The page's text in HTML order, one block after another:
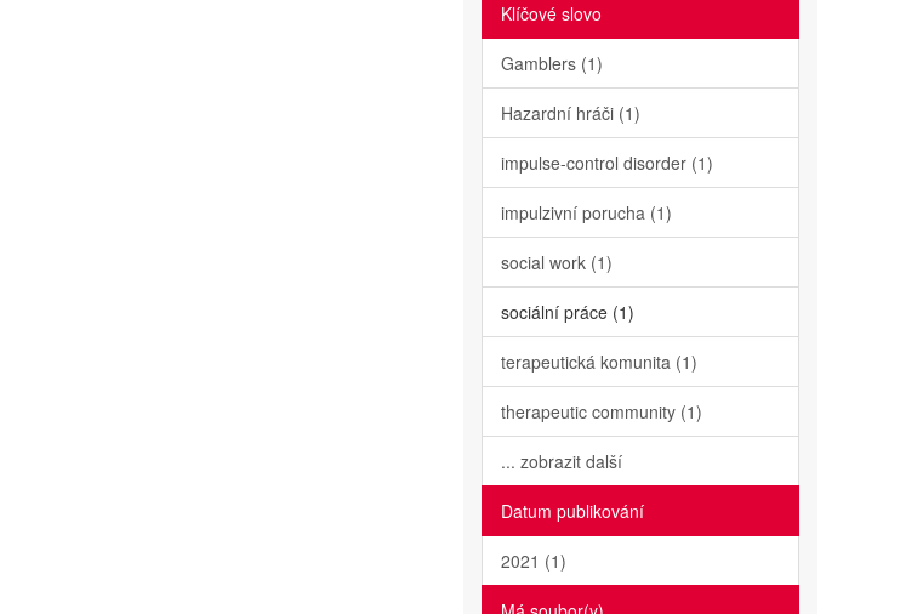
Klíčové slovo
Gamblers (1)
Hazardní hráči (1)
impulse-control disorder (1)
impulzivní porucha (1)
social work (1)
sociální práce (1)
terapeutická komunita (1)
therapeutic community (1)
... zobrazit další
Datum publikování
2021 (1)